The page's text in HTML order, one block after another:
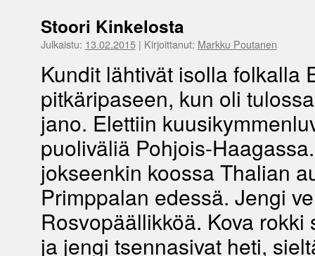
Stoori Kinkelosta
Julkaistu: 13.02.2015| Kirjoittanut: Markku Poutanen
Kundit lähtivät isolla folkalla
pitkäripaseen, kun oli
jano. Elettiin
puoliväliä Pohjois-
jokseenkin koossa Thalian
Primppalan edessä. Jengi
Rosvopäällikköä. Kova rokki
ja jengi tsennasivat heti,